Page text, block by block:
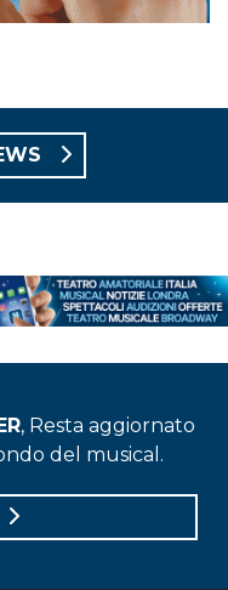
, Resta aggiornato
del musical.